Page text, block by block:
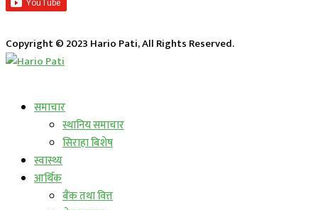
Copyright © 2023 Hario Pati, All Rights Reserved.
समाचार
स्थानिय समाचार
सिराहा बिशेष
स्वास्थ्य
आर्थिक
बैंक तथा वित्त